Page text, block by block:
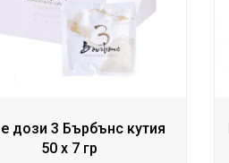
дози 3 Бърбънс кутия
50 х 7 гр